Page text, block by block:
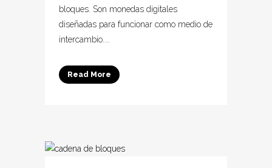
bloques. Son monedas digitales
diseñadas para funcionar como medio de
intercambio....
Read More